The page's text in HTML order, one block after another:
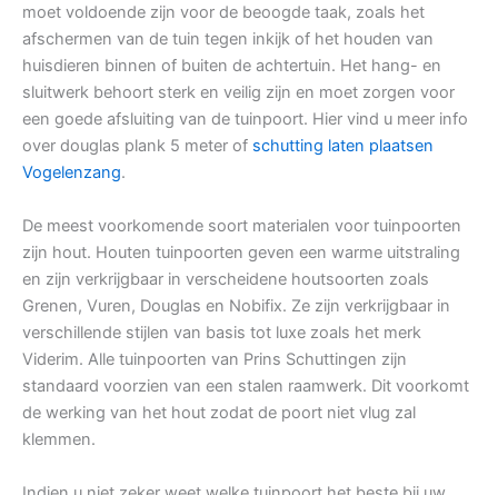
moet voldoende zijn voor de beoogde taak, zoals het
afschermen van de tuin tegen inkijk of het houden van
huisdieren binnen of buiten de achtertuin. Het hang- en
sluitwerk behoort sterk en veilig zijn en moet zorgen voor
een goede afsluiting van de tuinpoort. Hier vind u meer info
over douglas plank 5 meter of schutting laten plaatsen
Vogelenzang.
De meest voorkomende soort materialen voor tuinpoorten
zijn hout. Houten tuinpoorten geven een warme uitstraling
en zijn verkrijgbaar in verscheidene houtsoorten zoals
Grenen, Vuren, Douglas en Nobifix. Ze zijn verkrijgbaar in
verschillende stijlen van basis tot luxe zoals het merk
Viderim. Alle tuinpoorten van Prins Schuttingen zijn
standaard voorzien van een stalen raamwerk. Dit voorkomt
de werking van het hout zodat de poort niet vlug zal
klemmen.